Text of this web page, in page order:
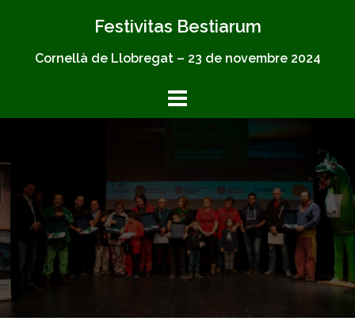
Festivitas Bestiarum
Cornellà de Llobregat – 23 de novembre 2024